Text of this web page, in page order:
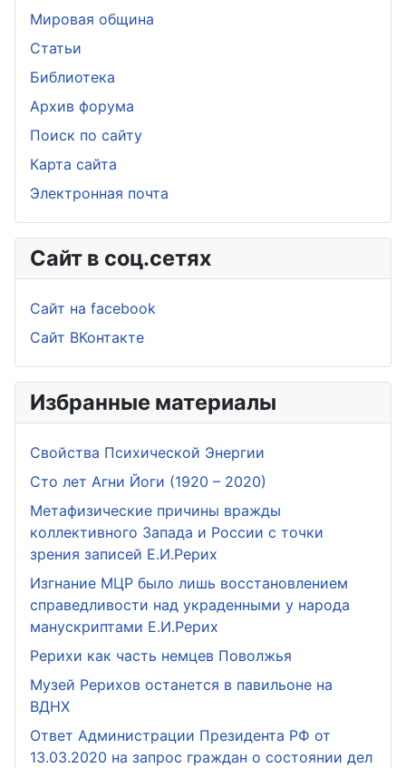
Мировая община
Статьи
Библиотека
Архив форума
Поиск по сайту
Карта сайта
Электронная почта
Сайт в соц.сетях
Сайт на facebook
Сайт ВКонтакте
Избранные материалы
Свойства Психической Энергии
Сто лет Агни Йоги (1920 – 2020)
Метафизические причины вражды
коллективного Запада и России с точки
зрения записей Е.И.Рерих
Изгнание МЦР было лишь восстановлением
справедливости над украденными у народа
манускриптами Е.И.Рерих
Рерихи как часть немцев Поволжья
Музей Рерихов останется в павильоне на
ВДНХ
Ответ Администрации Президента РФ от
13.03.2020 на запрос граждан о состоянии дел